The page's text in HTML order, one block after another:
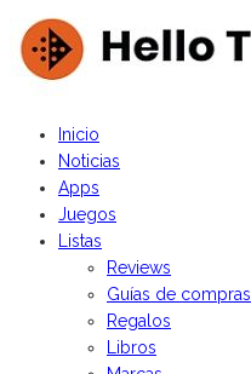
Inicio
Noticias
Apps
Juegos
Listas
Reviews
Guías de compras
Regalos
Libros